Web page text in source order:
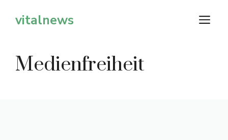
Inhaltvitalnews
Medienfreiheit